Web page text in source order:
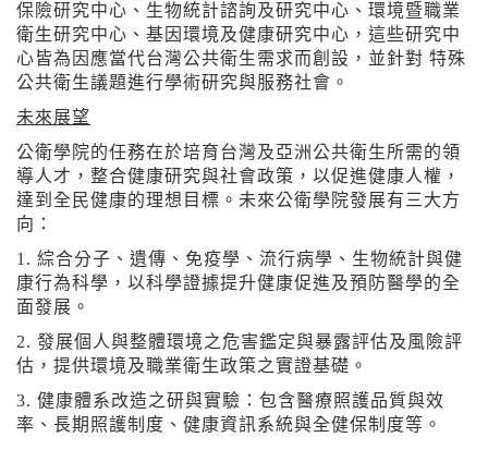
保險研究中心、生物統計諮詢及研究中心、環境暨職業
衛生研究中心、基因環境及健康研究中心，這些研究中
心皆為因應當代台灣公共衛生需求而創設，並針對 特殊
公共衛生議題進行學術研究與服務社會。
未來展望
公衛學院的任務在於培育台灣及亞洲公共衛生所需的領
導人才，整合健康研究與社會政策，以促進健康人權，
達到全民健康的理想目標。未來公衛學院發展有三大方
向：
1. 綜合分子、遺傳、免疫學、流行病學、生物統計與健
康行為科學，以科學證據提升健康促進及預防醫學的全
面發展。
2. 發展個人與整體環境之危害鑑定與暴露評估及風險評
估，提供環境及職業衛生政策之實證基礎。
3. 健康體系改造之研與實驗：包含醫療照護品質與效
率、長期照護制度、健康資訊系統與全健保制度等。